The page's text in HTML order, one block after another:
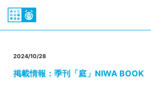
2024/10/28
掲載情報：季刊「庭」NIWA BOOK